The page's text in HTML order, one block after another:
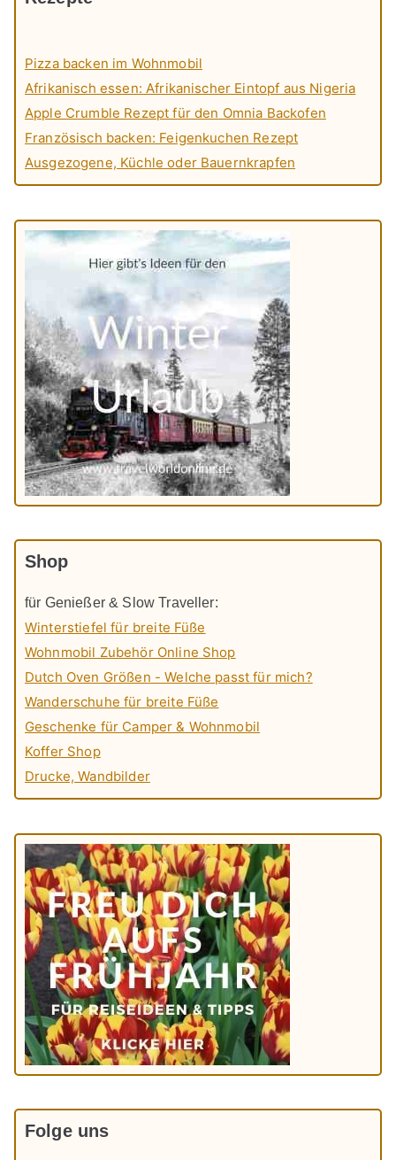
Pizza backen im Wohnmobil
Afrikanisch essen: Afrikanischer Eintopf aus Nigeria
Apple Crumble Rezept für den Omnia Backofen
Französisch backen: Feigenkuchen Rezept
Ausgezogene, Küchle oder Bauernkrapfen
Shop
für Genießer & Slow Traveller:
Winterstiefel für breite Füße
Wohnmobil Zubehör Online Shop
Dutch Oven Größen - Welche passt für mich?
Wanderschuhe für breite Füße
Geschenke für Camper & Wohnmobil
Koffer Shop
Drucke, Wandbilder
Folge uns